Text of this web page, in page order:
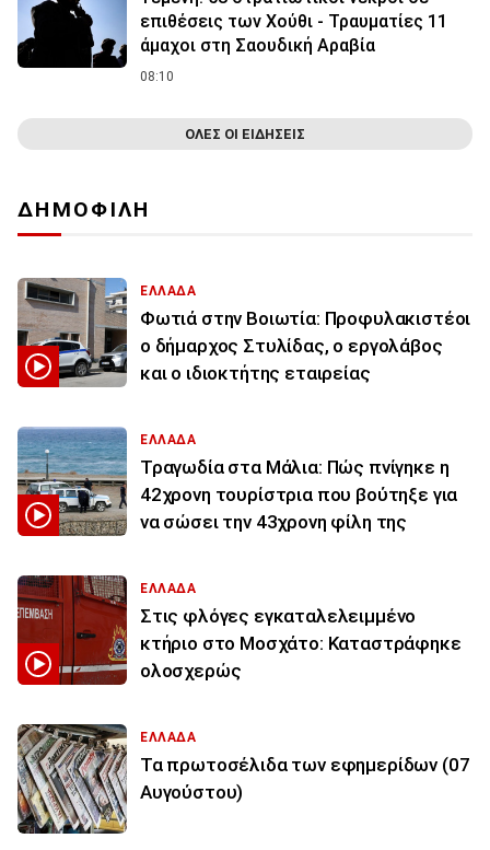
επιθέσεις των Χούθι - Τραυματίες 11
άμαχοι στη Σαουδική Αραβία
08:10
ΟΛΕΣ ΟΙ ΕΙΔΗΣΕΙΣ
ΔΗΜΟΦΙΛΗ
ΕΛΛΑΔΑ
Φωτιά στην Βοιωτία: Προφυλακιστέοι
ο δήμαρχος Στυλίδας, ο εργολάβος
και ο ιδιοκτήτης εταιρείας
ΕΛΛΑΔΑ
Τραγωδία στα Μάλια: Πώς πνίγηκε η
42χρονη τουρίστρια που βούτηξε για
να σώσει την 43χρονη φίλη της
ΕΛΛΑΔΑ
Στις φλόγες εγκαταλελειμμένο
κτήριο στο Μοσχάτο: Καταστράφηκε
ολοσχερώς
ΕΛΛΑΔΑ
Τα πρωτοσέλιδα των εφημερίδων (07
Αυγούστου)